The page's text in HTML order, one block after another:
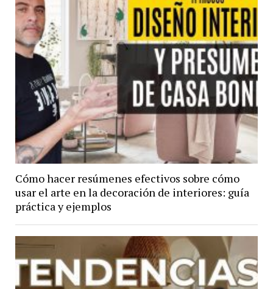
Cómo hacer resúmenes efectivos sobre cómo
usar el arte en la decoración de interiores: guía
práctica y ejemplos